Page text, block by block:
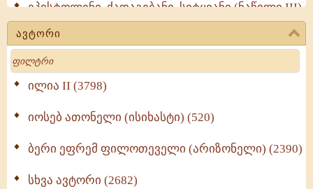
ეპისტოლენი, ქადაგებანი, სიტყვანი (ნაწილი III)
(723)
მოძღვრის ძალზე სასარგებლო რჩევები
მრევლისათვის (545)
Wisdomge (514)
ქადაგებანი გაბრიელ ეპისკოპოსისა - II ტომი
სულიერი ცხოვრების სახელმძღვანელო -
ნაწილი II (369)
ავტორი
Search
ილია II (3798)
იოსებ ათონელი (ისიხასტი) (520)
ბერი ეფრემ ფილოთეველი (არიზონელი) (2390)
სხვა ავტორი (2682)